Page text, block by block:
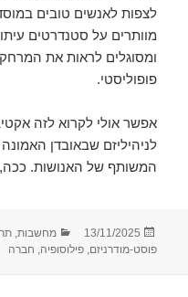
לצפות לאנשים טובים
מוותרים על סטנדרטים
ומסוגלים לראות את המרחק
פופוליסטי.
אפשר אולי לקרוא לזה
לניהיליזם שבאובדן
המשותף של האנושות.
פורסם
בתאריך
13/11/2025 קטגוריות
מחשבות,
פוסט-מודרניזם,פילוסופיה, חברה